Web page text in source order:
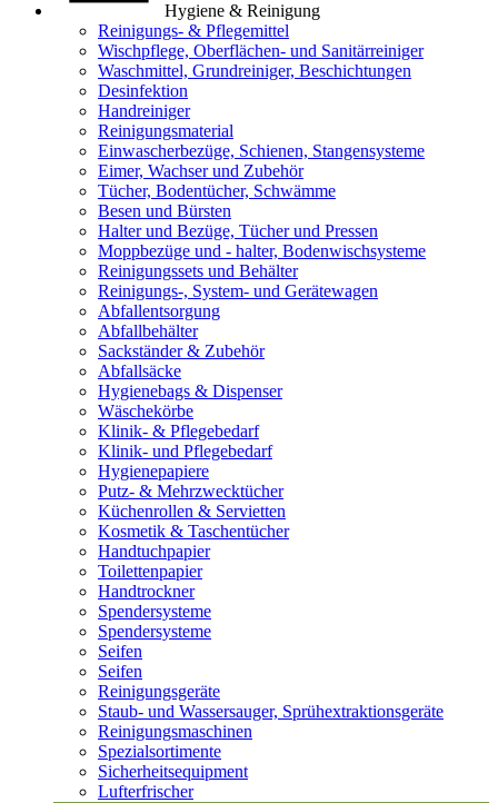
Hygiene & Reinigung
Reinigungs- & Pflegemittel
Wischpflege, Oberflächen- und Sanitärreiniger
Waschmittel, Grundreiniger, Beschichtungen
Desinfektion
Handreiniger
Reinigungsmaterial
Einwascherbezüge, Schienen, Stangensysteme
Eimer, Wachser und Zubehör
Tücher, Bodentücher, Schwämme
Besen und Bürsten
Halter und Bezüge, Tücher und Pressen
Moppbezüge und - halter, Bodenwischsysteme
Reinigungssets und Behälter
Reinigungs-, System- und Gerätewagen
Abfallentsorgung
Abfallbehälter
Sackständer & Zubehör
Abfallsäcke
Hygienebags & Dispenser
Wäschekörbe
Klinik- & Pflegebedarf
Klinik- und Pflegebedarf
Hygienepapiere
Putz- & Mehrzwecktücher
Küchenrollen & Servietten
Kosmetik & Taschentücher
Handtuchpapier
Toilettenpapier
Handtrockner
Spendersysteme
Spendersysteme
Seifen
Seifen
Reinigungsgeräte
Staub- und Wassersauger, Sprühextraktionsgeräte
Reinigungsmaschinen
Spezialsortimente
Sicherheitsequipment
Lufterfrischer